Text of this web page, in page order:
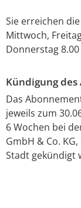
Sie erreichen
Mittwoch,
Donnerstag 8.00
Kündigung
Das
jeweils zum
6 Wochen bei
GmbH & Co.
Stadt gekündigt